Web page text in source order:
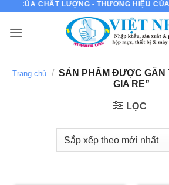
nội
CỦA CHẤT LƯỢNG - THƯƠNG HIỆU CỦA
Trang chủ / SẢN PHẨM ĐƯỢC GẮN
GIA RE”
LỌC